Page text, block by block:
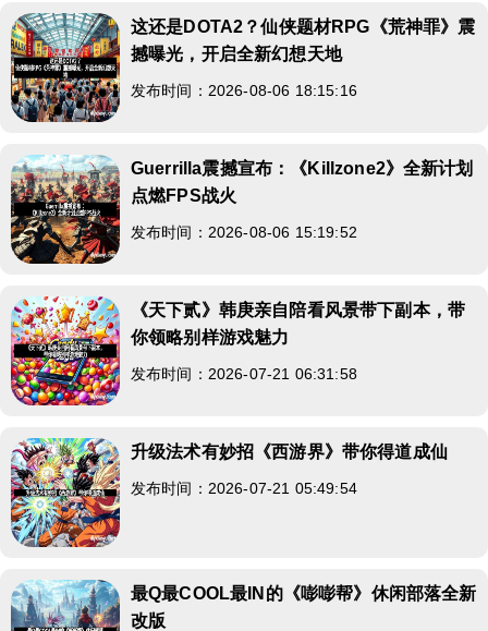
这还是DOTA2？仙侠题材RPG《荒神罪》震
撼曝光，开启全新幻想天地
发布时间：2026-08-06 18:15:16
Guerrilla震撼宣布：《Killzone2》全新计划
点燃FPS战火
发布时间：2026-08-06 15:19:52
《天下贰》韩庚亲自陪看风景带下副本，带
你领略别样游戏魅力
发布时间：2026-07-21 06:31:58
升级法术有妙招《西游界》带你得道成仙
发布时间：2026-07-21 05:49:54
最Q最COOL最IN的《嘭嘭帮》休闲部落全新
改版